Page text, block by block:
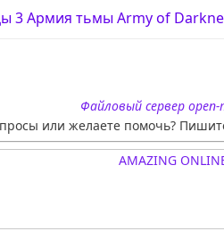
3 Армия тьмы Army of
Файловый сервер
или желаете помочь?